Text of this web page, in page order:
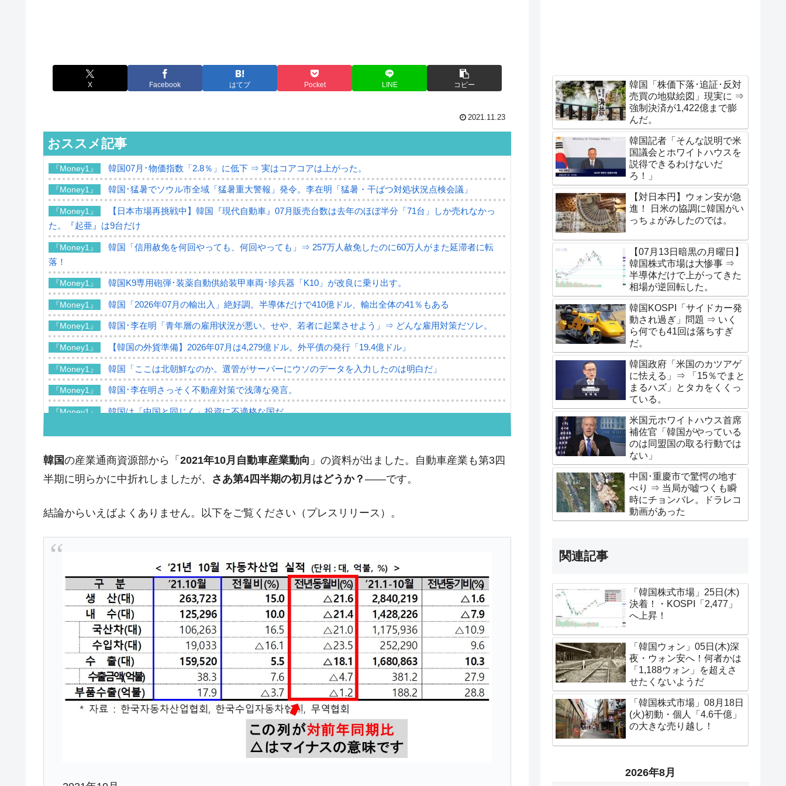
X Facebook はてブ Pocket LINE コピー
2021.11.23
おススメ記事
『Money1』 韓国07月･物価指数「2.8％」に低下 ⇒ 実はコアコアは上がった。
『Money1』 韓国･猛暑でソウル市全域「猛暑重大警報」発令。李在明「猛暑・干ばつ対処状況点検会議」
『Money1』
【日本市場再挑戦中】韓国『現代自動車』07月販売台数は去年のほぼ半分「71台」しか売れなかっ
た。『起亜』は9台だけ
『Money1』
韓国「信用赦免を何回やっても、何回やっても」⇒ 257万人赦免したのに60万人がまた延滞者に転
落！
『Money1』 韓国K9専用砲弾･装薬自動供給装甲車両･珍兵器「K10」が改良に乗り出す。
『Money1』 韓国「2026年07月の輸出入」絶好調。半導体だけで410億ドル、輸出全体の41％もある
『Money1』 韓国･李在明「青年層の雇用状況が悪い。せや、若者に起業させよう」⇒ どんな雇用対策だソレ。
『Money1』 【韓国の外貨準備】2026年07月は4,279億ドル。外平債の発行「19.4億ドル」
『Money1』 韓国「ここは北朝鮮なのか。選管がサーバーにウソのデータを入力したのは明白だ」
『Money1』 韓国･李在明さっそく不動産対策で浅薄な発言。
『Money1』 韓国は「中国と同じく」投資に不適格な国だ。
『Money1』 韓国･外為取引量「1日当たり1,214.4億ドル」まで拡大 ⇒ 海外資金の動きに強く左右される状態
『Money1』 韓国･帰ってきた李在明。李在明を支持しない「50.5％」に上昇
壟断
『Money1』
『Money1』 韓国製造業「半導体絶好調」のウラで他業種は全般的「不調」⇒ PSIが示す現況は決して良くない。
『Money1』 【米韓激突案件】韓国消費者院が『クーパン』1人当たり賠償10万ウォンを認定 ⇒ 総額3兆7,000億
『Money1』 韓国で猛暑。南東部では干ばつ
『Money1』 韓国型イージス搭載の次世代駆逐艦「KDDX」1番艦、2032年竣工と公示
『Money1』 【対日本円】ウォン安が急進！ 日米の協調に韓国がいっちょがみしたのでは。
『Money1』
韓国政府『BYD』車への補助金を全廃 ⇒ 実は韓国で『BYD』車は売れている。6カ月で対前年同期比
1.9倍！
在韓米国大使スティールが着韓！⇒ さっそく空港に詰めかけ「出て行け！」「極右勢力」のプラカー
韓国政府「2035年までに18.4GW規模のAIデータセンター整備」⇒ だから無理だってば。
韓国の産業通商資源部から「 2021年10月自動車産業動向 」の資料が出ました。自動車産業も第3四
半期に明らかに中折れしましたが、 さあ第4四半期の初月はどうか？ ――です。
結論からいえばよくありません。以下をご覧ください（プレスリリース）。
韓国「株価下落･追証･反対
売買の地獄絵図」現実に ⇒
強制決済が1,422億まで膨
んだ。
韓国記者「そんな説明で米
国議会とホワイトハウスを
説得できるわけないだ
ろ！」
【対日本円】ウォン安が急
進！ 日米の協調に韓国がい
っちょがみしたのでは。
【07月13日暗黒の月曜日】
韓国株式市場は大惨事 ⇒
半導体だけで上がってきた
相場が逆回転した。
韓国KOSPI「サイドカー発
動され過ぎ」問題 ⇒ いく
ら何でも41回は落ちすぎ
だ。
韓国政府「米国のカツアゲ
に怯える」⇒ 「15％でまと
まるハズ」とタカをくくっ
ている。
米国元ホワイトハウス首席
補佐官「韓国がやっている
のは同盟国の取る行動では
ない」
中国･重慶市で驚愕の地す
べり ⇒ 当局が嘘つくも瞬
時にチョンバレ。ドラレコ
動画があった
関連記事
「韓国株式市場」25日(木)
決着！・KOSPI「2,477」
へ上昇！
「韓国ウォン」05日(木)深
夜・ウォン安へ！何者かは
「1,188ウォン」を超えさ
せたくないようだ
「韓国株式市場」08月18日
(火)初動・個人「4.6千億」
の大きな売り越し！
2026年8月